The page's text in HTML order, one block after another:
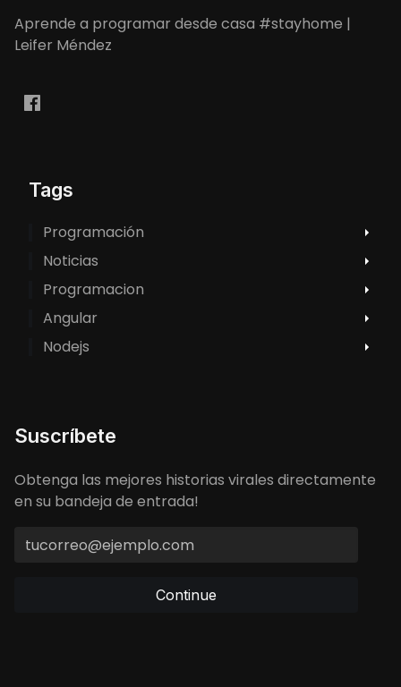
Aprende a programar desde casa #stayhome |
Leifer Méndez
Tags
Programación
Noticias
Programacion
Angular
Nodejs
Suscríbete
Obtenga las mejores historias virales directamente
en su bandeja de entrada!
Continue